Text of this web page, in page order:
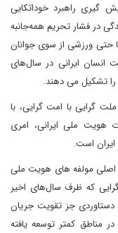
گیری راهبرد خوداتکایی
در فشار تحریم همه‌جانبه
حتی ورزشی از سوی جوانان
انسان ایرانی در سال‌های
را تشکیل می دهند.
گرایی با امت گرایی، با
هویت ملی ایرانی، امری
است.
اصلی مولفه های هویت ملی
که ظرف سال‌های اخیر
جز تقویت جریان
کمتر توسعه یافته